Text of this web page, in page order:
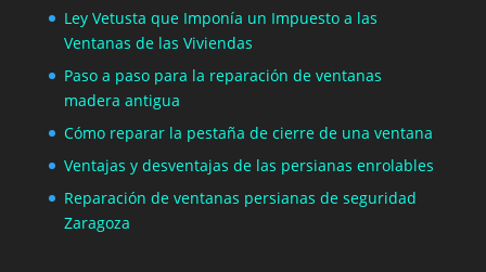
Ley Vetusta que Imponía un Impuesto a las
Ventanas de las Viviendas
Paso a paso para la reparación de ventanas
madera antigua
Cómo reparar la pestaña de cierre de una ventana
Ventajas y desventajas de las persianas enrolables
Reparación de ventanas persianas de seguridad
Zaragoza